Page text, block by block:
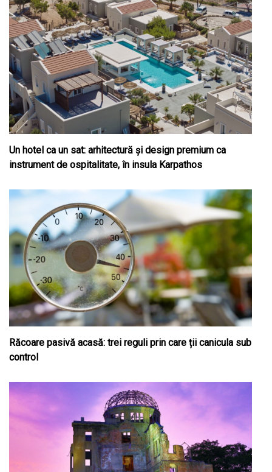
Un hotel ca un sat: arhitectură și design premium ca
instrument de ospitalitate, în insula Karpathos
Răcoare pasivă acasă: trei reguli prin care ții canicula sub
control